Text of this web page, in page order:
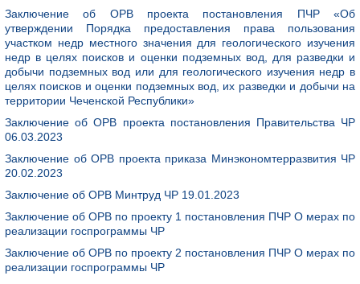
Заключение об ОРВ проекта постановления ПЧР «Об
утверждении Порядка предоставления права пользования
участком недр местного значения для геологического изучения
недр в целях поисков и оценки подземных вод, для разведки и
добычи подземных вод или для геологического изучения недр в
целях поисков и оценки подземных вод, их разведки и добычи на
территории Чеченской Республики»
Заключение об ОРВ проекта постановления Правительства ЧР
06.03.2023
Заключение об ОРВ проекта приказа Минэкономтерразвития ЧР
20.02.2023
Заключение об ОРВ Минтруд ЧР 19.01.2023
Заключение об ОРВ по проекту 1 постановления ПЧР О мерах по
реализации госпрограммы ЧР
Заключение об ОРВ по проекту 2 постановления ПЧР О мерах по
реализации госпрограммы ЧР